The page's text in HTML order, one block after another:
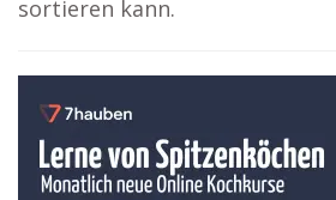
sortieren kann.